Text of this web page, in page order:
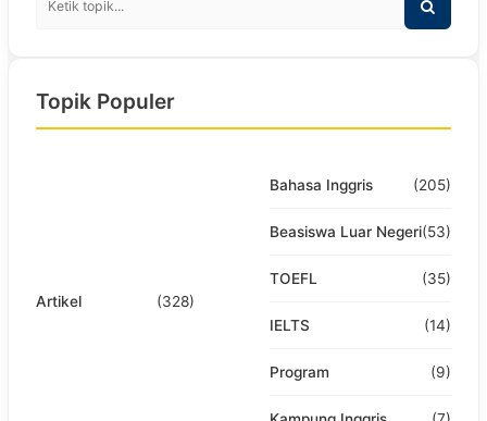
Topik Populer
Artikel (328)
Bahasa Inggris (205)
Beasiswa Luar Negeri(53)
TOEFL (35)
IELTS (14)
Program (9)